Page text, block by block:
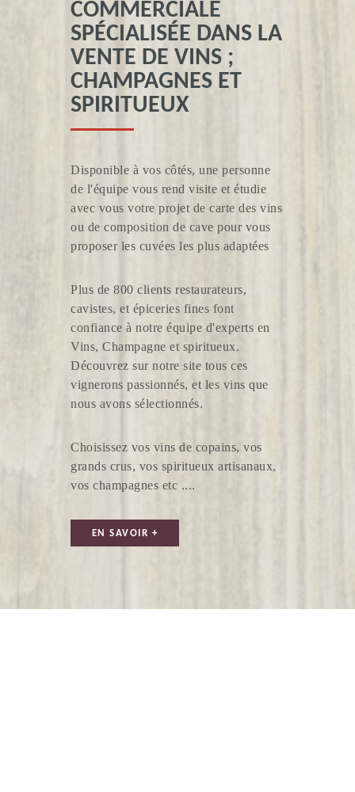
LES 2 FRÉROTS
CLOS DE NANCREVANT
VIGNOBLE BRIOLAIS
COMMERCIALE
SPÉCIALISÉE DANS LA
VENTE DE VINS ;
CHAMPAGNES ET
SPIRITUEUX
Disponible à vos côtés, une personne
de l'équipe vous rend visite et étudie
avec vous votre projet de carte des vins
ou de composition de cave pour vous
proposer les cuvées les plus adaptées
Plus de 800 clients restaurateurs,
cavistes, et épiceries fines font
confiance à notre équipe d'experts en
Vins, Champagne et spiritueux.
Découvrez sur notre site tous ces
vignerons passionnés, et les vins que
nous avons sélectionnés.
Choisissez vos vins de copains, vos
grands crus, vos spiritueux artisanaux,
vos champagnes etc ....
EN SAVOIR +